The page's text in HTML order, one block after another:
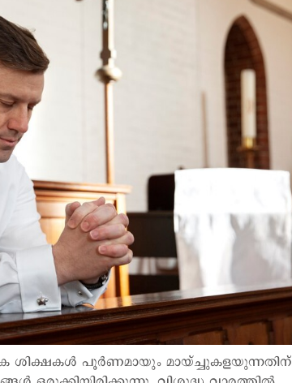
ശിക്ഷകള്‍ പൂര്‍ണമായും മായ്ച്ചുകളയുന്നതിന്